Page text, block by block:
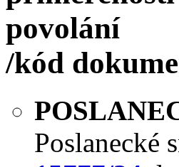
povolání
/kód
Poslanecké